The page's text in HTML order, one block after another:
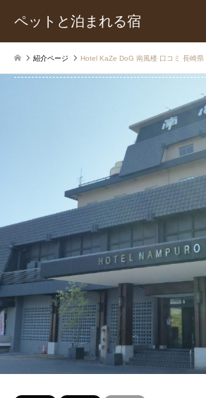
ペットと泊まれる宿
紹介ページ Hotel KaZe DoG 南風楼 口コミ 長崎